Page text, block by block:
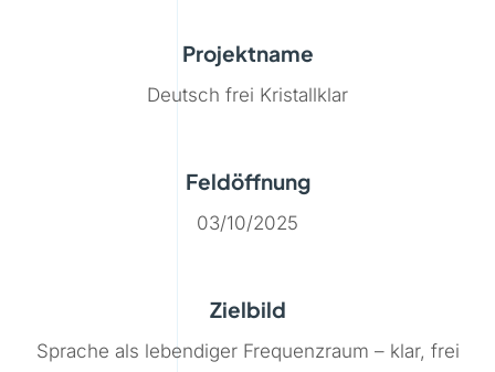
Projektname
Deutsch frei Kristallklar
Feldöffnung
03/10/2025
Zielbild
Sprache als lebendiger Frequenzraum – klar, frei